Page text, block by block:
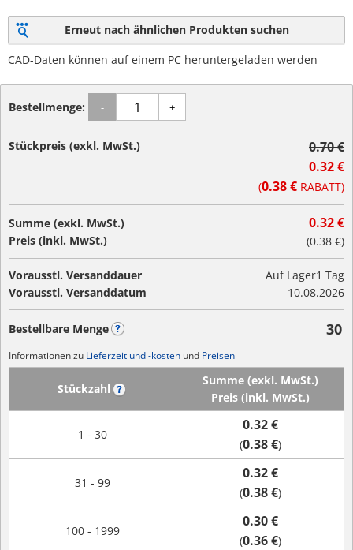
Erneut nach ähnlichen Produkten suchen
CAD-Daten können auf einem PC heruntergeladen werden
Bestellmenge: - +
Stückpreis (exkl. MwSt.)
0.70 €
0.32 €
(0.38 € RABATT)
Summe (exkl. MwSt.)
Preis (inkl. MwSt.)
0.32 €
(0.38 €)
Vorausstl. Versanddauer
Vorausstl. Versanddatum
Auf Lager1 Tag
10.08.2026
Bestellbare Menge 30
Informationen zu Lieferzeit und -kosten und Preisen
Stückzahl
Summe (exkl. MwSt.)
Preis (inkl. MwSt.)
1 - 30
0.32 €
(0.38 €)
31 - 99
0.32 €
(0.38 €)
100 - 1999
0.30 €
(0.36 €)